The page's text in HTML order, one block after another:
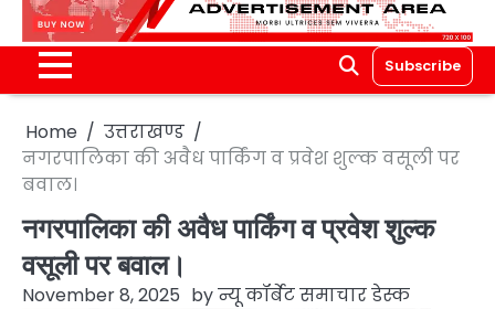
Subscribe
Home
उत्तराखण्ड
नगरपालिका की अवैध पार्किंग व प्रवेश शुल्क वसूली पर
बवाल।
नगरपालिका की अवैध पार्किंग व प्रवेश शुल्क
वसूली पर बवाल।
November 8, 2025 byन्यू कॉर्बेट समाचार डेस्क